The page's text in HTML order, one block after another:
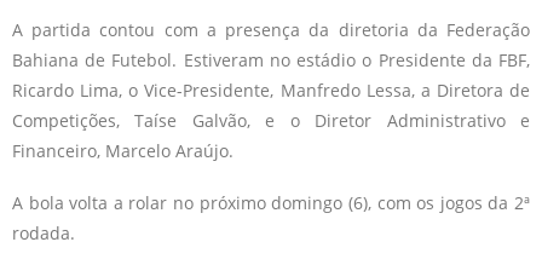
A partida contou com a presença da diretoria da Federação
Bahiana de Futebol. Estiveram no estádio o Presidente da FBF,
Ricardo Lima, o Vice-Presidente, Manfredo Lessa, a Diretora de
Competições, Taíse Galvão, e o Diretor Administrativo e
Financeiro, Marcelo Araújo.
A bola volta a rolar no próximo domingo (6), com os jogos da 2ª
rodada.